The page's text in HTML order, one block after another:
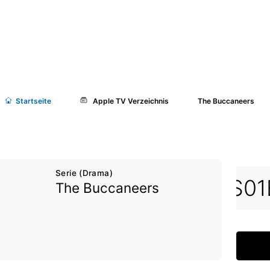
Startseite Apple TV Verzeichnis The Buccaneers
Serie (Drama)
The Buccaneers
S01E01 S01E02